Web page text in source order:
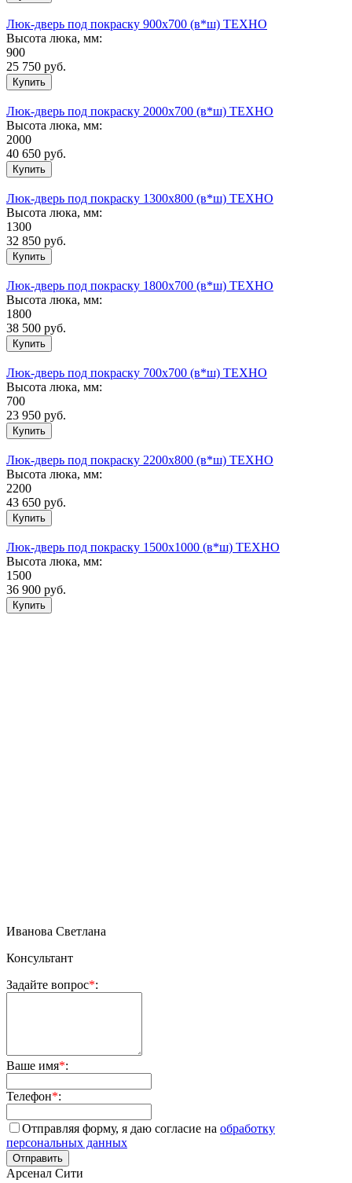
Люк-дверь под покраску 900х700 (в*ш) ТЕХНО
Высота люка, мм:
900
25 750 руб.
Люк-дверь под покраску 2000х700 (в*ш) ТЕХНО
Высота люка, мм:
2000
40 650 руб.
Люк-дверь под покраску 1300х800 (в*ш) ТЕХНО
Высота люка, мм:
1300
32 850 руб.
Люк-дверь под покраску 1800х700 (в*ш) ТЕХНО
Высота люка, мм:
1800
38 500 руб.
Люк-дверь под покраску 700х700 (в*ш) ТЕХНО
Высота люка, мм:
700
23 950 руб.
Люк-дверь под покраску 2200х800 (в*ш) ТЕХНО
Высота люка, мм:
2200
43 650 руб.
Люк-дверь под покраску 1500х1000 (в*ш) ТЕХНО
Высота люка, мм:
1500
36 900 руб.
Иванова Светлана
Консультант
Задайте вопрос*:
Ваше имя*:
Телефон*:
Отправляя форму, я даю согласие на обработку
персональных данных
Арсенал Сити